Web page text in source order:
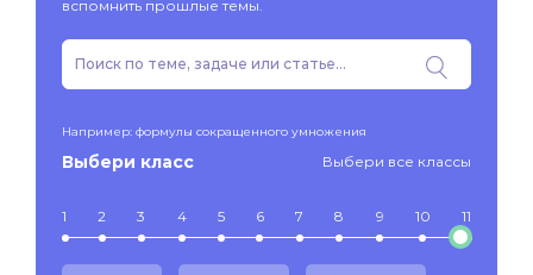
вспомнить прошлые темы.
Например: формулы сокращенного умножения
Выбери класс Выбери все классы
1 2 3 4 5 6 7 8 9 10 11